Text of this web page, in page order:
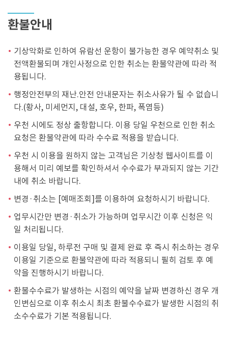
환불안내
기상악화로 인하여 유람선 운항이 불가능한 경우 예약취소 및
전액환불되며 개인사정으로 인한 취소는 환불약관에 따라 적
용됩니다.
행정안전부의 재난.안전 안내문자는 취소사유가 될 수 없습니
다.(황사, 미세먼지, 대설, 호우, 한파, 폭염등)
우천 시에도 정상 출항합니다. 이용 당일 우천으로 인한 취소
요청은 환불약관에 따라 수수료 적용을 받습니다.
우천 시 이용을 원하지 않는 고객님은 기상청 웹사이트를 이
용해서 미리 예보를 확인하셔서 수수료가 부과되지 않는 기간
내에 취소 바랍니다.
변경·취소는 [예매조회]를 이용하여 요청하시기 바랍니다.
업무시간만 변경·취소가 가능하며 업무시간 이후 신청은 익
일 처리됩니다.
이용일 당일, 하루전 구매 및 결제 완료 후 즉시 취소하는 경우
이용일 기준으로 환불약관에 따라 적용되니 필히 검토 후 예
약을 진행하시기 바랍니다.
환불수수료가 발생하는 시점의 예약을 날짜 변경하신 경우 개
인변심으로 이후 취소시 최초 환불수수료가 발생한 시점의 취
소수수료가 기본 적용됩니다.